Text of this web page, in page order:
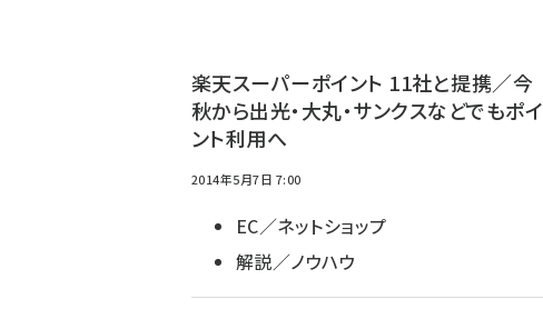
楽天スーパーポイント 11社と提携／今
秋から出光・大丸・サンクスなどでもポイ
ント利用へ
2014年5月7日 7:00
EC／ネットショップ
解説／ノウハウ